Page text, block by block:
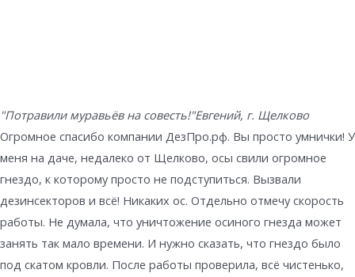
"Потравили муравьёв на совесть!"Евгений, г. Щелково
Огромное спасибо компании ДезПро.рф. Вы просто умнички! У
меня на даче, недалеко от Щелково, осы свили огромное
гнездо, к которому просто не подступиться. Вызвали
дезинсекторов и всё! Никаких ос. Отдельно отмечу скорость
работы. Не думала, что уничтожение осиного гнезда может
занять так мало времени. И нужно сказать, что гнездо было
под скатом кровли. После работы проверила, всё чистенько,